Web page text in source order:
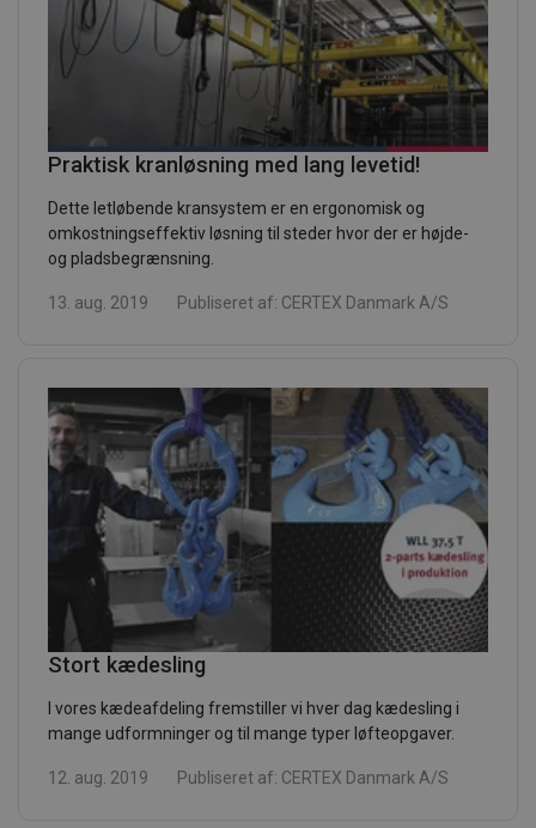
Praktisk kranløsning med lang levetid!
Dette letløbende kransystem er en ergonomisk og
omkostningseffektiv løsning til steder hvor der er højde-
og pladsbegrænsning.
13. aug. 2019 Publiseret af: CERTEX Danmark A/S
Stort kædesling
I vores kædeafdeling fremstiller vi hver dag kædesling i
mange udformninger og til mange typer løfteopgaver.
12. aug. 2019 Publiseret af: CERTEX Danmark A/S